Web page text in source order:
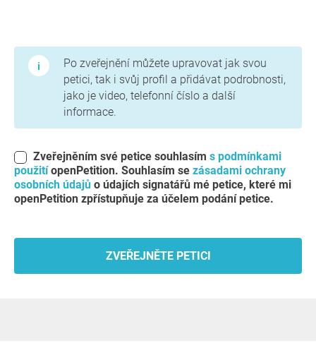
Po zveřejnění můžete upravovat jak svou
petici, tak i svůj profil a přidávat podrobnosti,
jako je video, telefonní číslo a další
informace.
Zveřejněním své petice souhlasím s podmínkami
použitíopenPetition. Souhlasím se zásadami ochrany
osobních údajů o údajích signatářů mé petice, které mi
openPetition zpřístupňuje za účelem podání petice.
ZVEŘEJNĚTE PETICI